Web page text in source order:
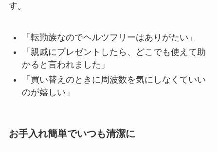
す。
「転勤族なのでヘルツフリーはありがたい」
「親戚にプレゼントしたら、どこでも使えて助
かると言われました」
「買い替えのときに周波数を気にしなくていい
のが嬉しい」
お手入れ簡単でいつも清潔に